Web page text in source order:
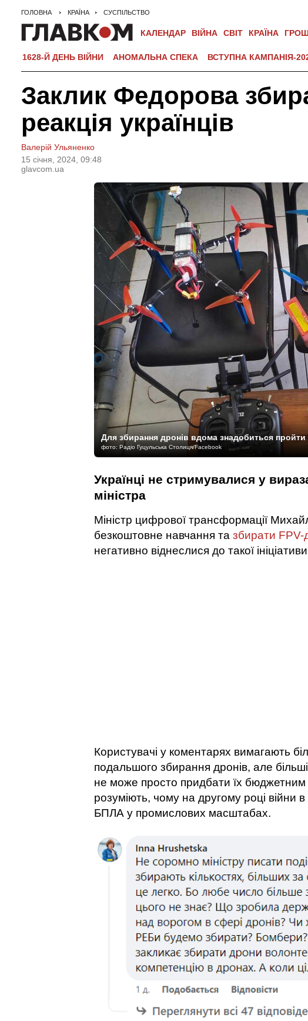
ГОЛОВНА КРАЇНА СУСПІЛЬСТВО
КАЛЕНДАР ВІЙНА СВІТ КРАЇНА
1628-Й ДЕНЬ ВІЙНИ АНОМАЛЬНА СПЕКА ВСТУПНА КАМПАНІЯ-
Заклик Федорова
реакція українців
Валерій Ульяненко
15 сiчня, 2024, 09:48
glavcom.ua
Для збирання дронів вдома знадобиться
фото: Радіо Гуцульська Столиця/Facebook
Українці не стримувалися у
міністра
Міністр цифрової трансформації
безкоштовне навчання та збирати
негативно віднеслися до такої
Користувачі у коментарях вимагають
подальшого збирання дронів, але
не може просто придбати їх бюджетним
розуміють, чому на другому році війни
БПЛА у промислових масштабах.